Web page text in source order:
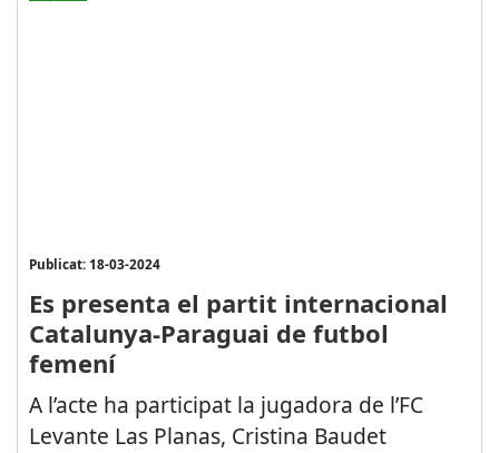
Publicat: 18-03-2024
Es presenta el partit internacional
Catalunya-Paraguai de futbol
femení
A l’acte ha participat la jugadora de l’FC
Levante Las Planas, Cristina Baudet